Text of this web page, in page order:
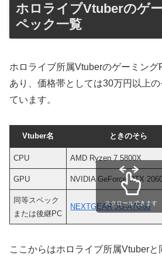
ホロライブVtuberのゲ
ペック一覧
ホロライブ所属Vtuberのゲーミン
あり、価格帯としては30万円以上
ています。
Vtuber名 ときのそら
CPU AMD Ryzen 7 5800X
GPU NVIDIA GeForce RTX
同等スペック
または後継PC
NEXTGEAR JG-A7G60
スクロールできます
ここからはホロライブ所属Vtuber